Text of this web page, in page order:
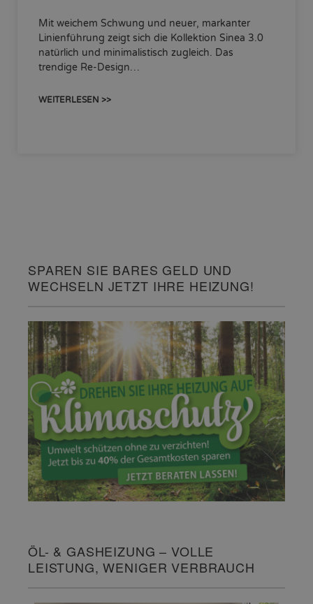
Mit weichem Schwung und neuer, markanter
Linienführung zeigt sich die Kollektion Sinea 3.0
natürlich und minimalistisch zugleich. Das
trendige Re-Design…
WEITERLESEN >>
SPAREN SIE BARES GELD UND
WECHSELN JETZT IHRE HEIZUNG!
ÖL- & GASHEIZUNG – VOLLE
LEISTUNG, WENIGER VERBRAUCH